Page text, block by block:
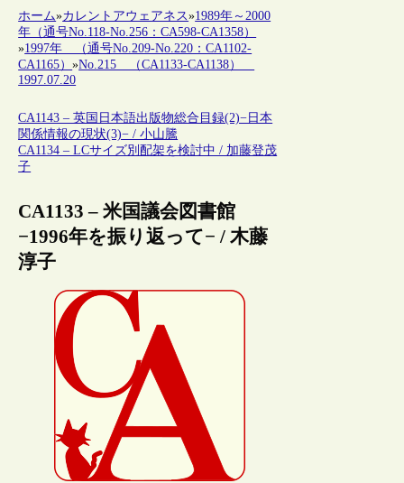
ホーム»カレントアウェアネス»1989年～2000
年（通号No.118-No.256：CA598-CA1358）
»1997年 （通号No.209-No.220：CA1102-
CA1165）»No.215 （CA1133-CA1138）
1997.07.20
CA1143 – 英国日本語出版物総合目録(2)−日本
関係情報の現状(3)− / 小山騰
CA1134 – LCサイズ別配架を検討中 / 加藤登茂
子
CA1133 – 米国議会図書館
−1996年を振り返って− / 木藤
淳子